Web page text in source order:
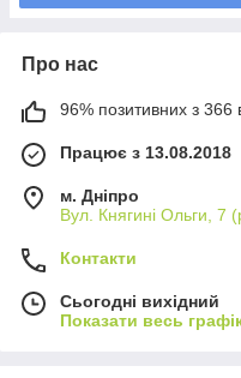
Про нас
96% позитивних з 366
Працює з 13.08.2018
м. Дніпро
Вул. Княгині Ольги, 7
Контакти
Сьогодні вихідний
Показати весь